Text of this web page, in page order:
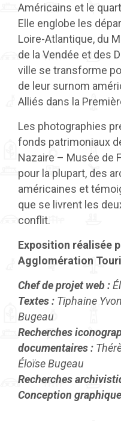
Américains et le
Elle englobe les
Loire-Atlantique, du
de la Vendée et des
ville se transforme
de leur surnom
Alliés dans la
Les photographies
fonds patrimoniaux
Nazaire – Musée de
pour la plupart, des
américaines et
que se livrent les
conflit.
Exposition réalisée
Agglomération
Chef de projet web :
Textes : Tiphaine
Bugeau
Recherches
documentaires :
Éloïse Bugeau
Recherches
Conception